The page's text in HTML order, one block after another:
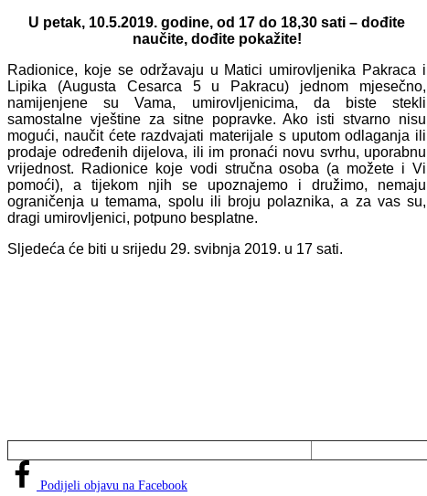
U petak, 10.5.2019. godine, od 17 do 18,30 sati – dođite
naučite, dođite pokažite!
Radionice, koje se održavaju u Matici umirovljenika Pakraca i
Lipika (Augusta Cesarca 5 u Pakracu) jednom mjesečno,
namijenjene su Vama, umirovljenicima, da biste stekli
samostalne vještine za sitne popravke. Ako isti stvarno nisu
mogući, naučit ćete razdvajati materijale s uputom odlaganja ili
prodaje određenih dijelova, ili im pronaći novu svrhu, uporabnu
vrijednost. Radionice koje vodi stručna osoba (a možete i Vi
pomoći), a tijekom njih se upoznajemo i družimo, nemaju
ograničenja u temama, spolu ili broju polaznika, a za vas su,
dragi umirovljenici, potpuno besplatne.
Sljedeća će biti u srijedu 29. svibnja 2019. u 17 sati.
Podijeli objavu na Facebook